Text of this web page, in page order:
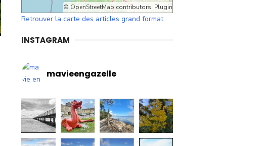
© OpenStreetMap contributors. Plugin
Retrouver la carte des articles grand format
INSTAGRAM
mavieengazelle